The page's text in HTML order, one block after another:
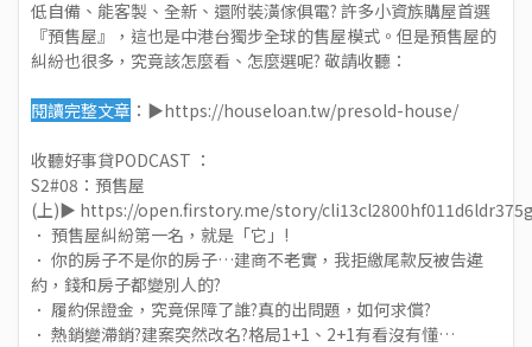
低自備、能客製、全新、還附裝潢傢俱電? 許多小資族購屋首選
『預售屋』，這也是中港台獨步全球的售屋模式。但是預售屋的
糾紛也很多，究竟該怎麼看、怎麼選呢? 敬請收聽：
閱讀完整文章 ：▶https://houseloan.tw/presold-house/
收聽好事貸PODCAST ：
S2#08：預售屋
(上)▶ https://open.firstory.me/story/
． 預售屋糾紛第一名，就是「它」!
． 你的房子不是你的房子…建商不老實，我拒繳尾款反被告違
約，錢和房子都變別人的?
． 履約保證金，究竟保障了誰?真的出問題，如何求償?
． 熱銷變滯銷?建案突然改名?格局1+1、2+1有看沒有懂…